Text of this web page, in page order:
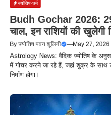
ज्योतिष-धर्म
Budh Gochar 2026:
चाल, इन राशियों की खुलेगी
By ज्योतिष पवन शूलिनी —May 27, 2026
Astrology News: वैदिक ज्योतिष के
में गोचर करने जा रहे हैं, जहां शुक्र के साथ
निर्माण होगा।